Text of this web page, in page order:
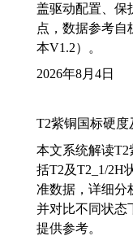
盖驱动配置、保
点，数据参考自
本V1.2）。
2026年8月4日
T2紫铜国标硬
本文系统解读
括T2及T2_1/2H
准数据，详细分
并对比不同状态
提供参考。